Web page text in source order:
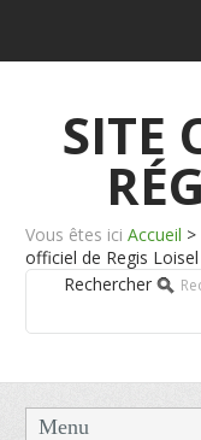
SITE
Vous êtes ici Accueil >
officiel de Regis Loisel
Rechercher
Menu